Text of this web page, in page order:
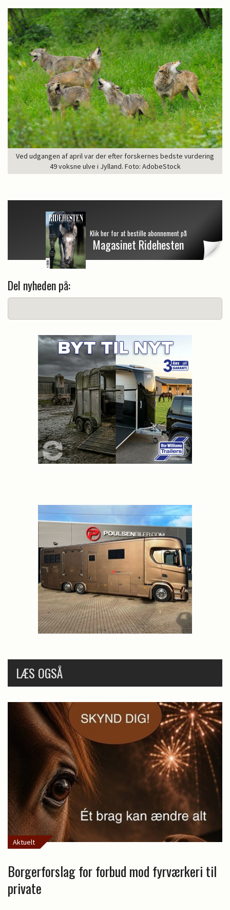
Ved udgangen af april var der efter forskernes bedste vurdering
49 voksne ulve i Jylland. Foto: AdobeStock
Klik her for at bestille abonnement på
Magasinet Ridehesten
Del nyheden på:
LÆS OGSÅ
Aktuelt
Borgerforslag for forbud mod fyrværkeri til
private